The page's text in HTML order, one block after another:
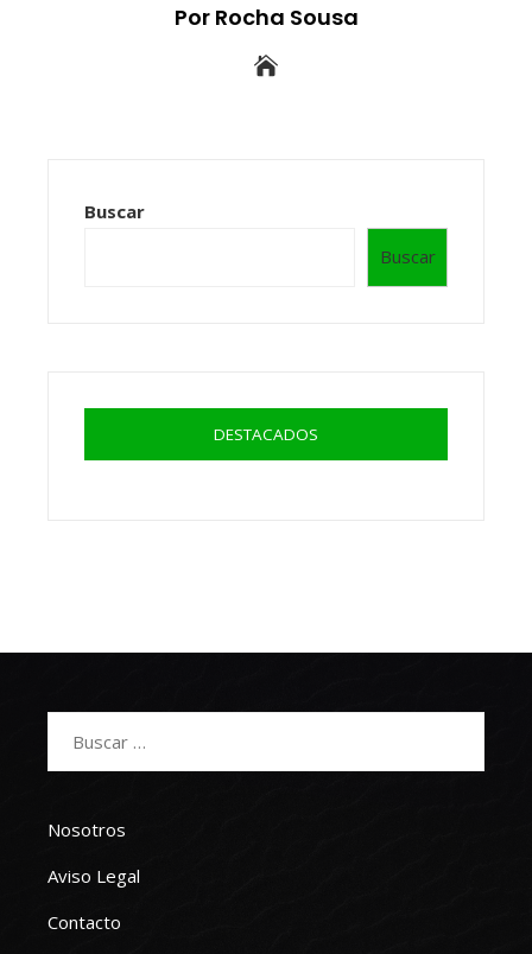
Por Rocha Sousa
Buscar
Buscar
DESTACADOS
Nosotros
Aviso Legal
Contacto